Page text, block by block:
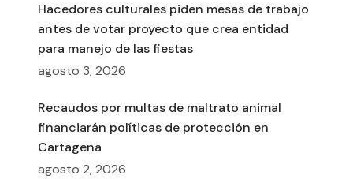
Hacedores culturales piden mesas de trabajo
antes de votar proyecto que crea entidad
para manejo de las fiestas
agosto 3, 2026
Recaudos por multas de maltrato animal
financiarán políticas de protección en
Cartagena
agosto 2, 2026